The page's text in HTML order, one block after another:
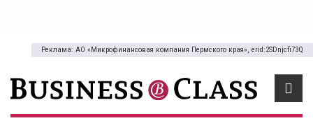
Реклама: АО «Микрофинансовая компания Пермского края», erid:2SDnjcfi73Q